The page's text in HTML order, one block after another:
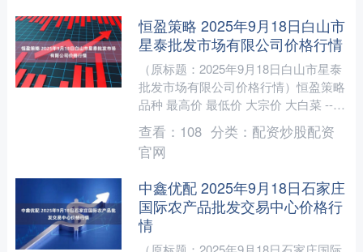
恒盈策略 2025年9月18日白山市
星泰批发市场有限公司价格行情
（原标题：2025年9月18日白山市星泰
批发市场有限公司价格行情）恒盈策略
品种 最高价 最低价 大宗价 大白菜 -- --
1.40 油菜 -- -- 4.8....
查看： 108 分类： 配资炒股配资
官网
中鑫优配 2025年9月18日石家庄
国际农产品批发交易中心价格行
情